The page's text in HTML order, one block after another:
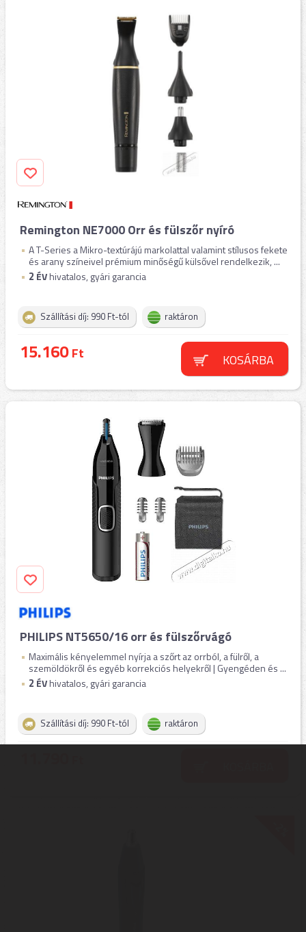
Remington NE7000 Orr és fülszőr nyíró
A T-Series a Mikro-textúrájú markolattal valamint stílusos fekete
és arany színeivel prémium minőségű külsővel rendelkezik, ...
2 ÉVhivatalos, gyári garancia
Szállítási díj: 990 Ft-tól raktáron
15.160Ft KOSÁRBA
PHILIPS NT5650/16 orr és fülszőrvágó
Maximális kényelemmel nyírja a szőrt az orrból, a fülről, a
szemöldökről és egyéb korrekciós helyekről | Gyengéden és ...
2 ÉVhivatalos, gyári garancia
Szállítási díj: 990 Ft-tól raktáron